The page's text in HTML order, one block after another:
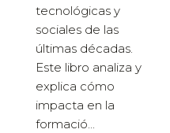
tecnológicas y
sociales de las
últimas décadas.
Este libro analiza y
explica cómo
impacta en la
formació...